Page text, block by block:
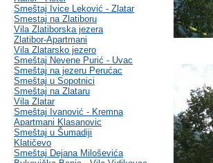
Smeštaj Ivice Leković - Zlatar
Smestaj na Zlatiboru
Vila Zlatiborska jezera
Zlatibor-Apartmani
Vila Zlatarsko jezero
Smeštaj Nevene Purić - Uvac
Smeštaj na jezeru Perućac
Smeštaj u Sopotnici
Smeštaj na Zlataru
Vila Zlatar
Smeštaj Ivanović - Kremna
Apartmani Klasanovic
Smeštaj u Šumadiji
Klatičevo
Smeštaj Dejana Miloševića